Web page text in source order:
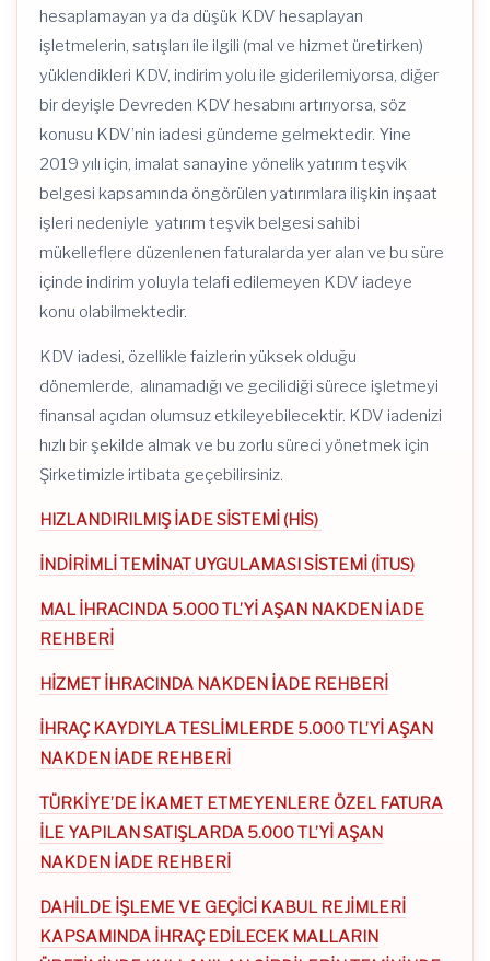
hesaplamayan ya da düşük KDV hesaplayan
işletmelerin, satışları ile ilgili (mal ve hizmet üretirken)
yüklendikleri KDV, indirim yolu ile giderilemiyorsa, diğer
bir deyişle Devreden KDV hesabını artırıyorsa, söz
konusu KDV’nin iadesi gündeme gelmektedir. Yine
2019 yılı için, imalat sanayine yönelik yatırım teşvik
belgesi kapsamında öngörülen yatırımlara ilişkin inşaat
işleri nedeniyle yatırım teşvik belgesi sahibi
mükelleflere düzenlenen faturalarda yer alan ve bu süre
içinde indirim yoluyla telafi edilemeyen KDV iadeye
konu olabilmektedir.
KDV iadesi, özellikle faizlerin yüksek olduğu
dönemlerde, alınamadığı ve gecilidiği sürece işletmeyi
finansal açıdan olumsuz etkileyebilecektir. KDV iadenizi
hızlı bir şekilde almak ve bu zorlu süreci yönetmek için
Şirketimizle irtibata geçebilirsiniz.
HIZLANDIRILMIŞ İADE SİSTEMİ (HİS)
İNDİRİMLİ TEMİNAT UYGULAMASI SİSTEMİ (İTUS)
MAL İHRACINDA 5.000 TL’Yİ AŞAN NAKDEN İADE
REHBERİ
HİZMET İHRACINDA NAKDEN İADE REHBERİ
İHRAÇ KAYDIYLA TESLİMLERDE 5.000 TL’Yİ AŞAN
NAKDEN İADE REHBERİ
TÜRKİYE’DE İKAMET ETMEYENLERE ÖZEL FATURA
İLE YAPILAN SATIŞLARDA 5.000 TL’Yİ AŞAN
NAKDEN İADE REHBERİ
DAHİLDE İŞLEME VE GEÇİCİ KABUL REJİMLERİ
KAPSAMINDA İHRAÇ EDİLECEK MALLARIN